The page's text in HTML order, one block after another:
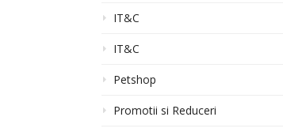
IT&C
IT&C
Petshop
Promotii si Reduceri